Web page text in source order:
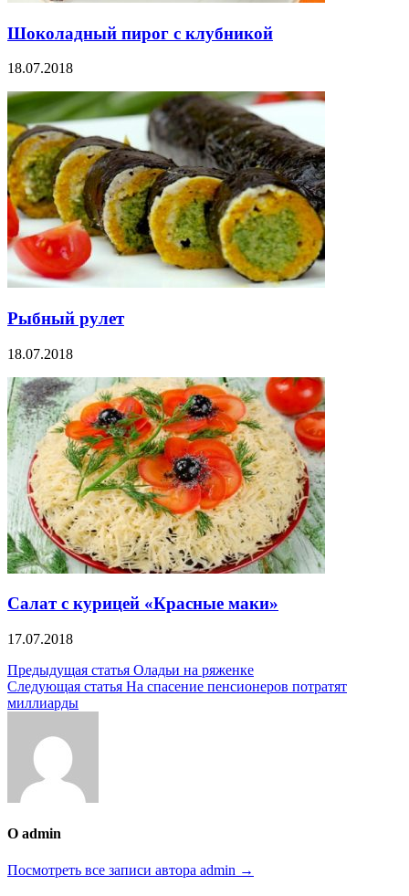
Шоколадный пирог с клубникой
18.07.2018
Рыбный рулет
18.07.2018
Салат с курицей «Красные маки»
17.07.2018
Навигация
по
Предыдущая статья Оладьи на ряженке
Следующая статья На спасение пенсионеров потратят
миллиарды
О admin
Посмотреть все записи автора admin →